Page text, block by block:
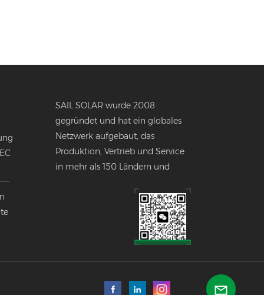
SAIL SOLAR wurde 2008
gegründet und hat ein globales
Netzwerk aufgebaut, das
Produktion, Vertrieb und Service
in mehr als 150 Ländern und